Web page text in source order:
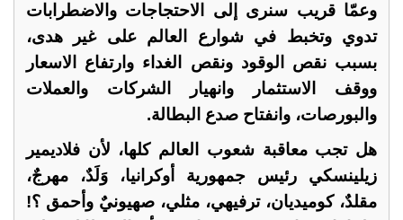
وعمّا قريب سنرى إلى الاحتجاجات والاضطرابات
تدوي وتخبط في شوارع العالم على غير هدى،
بسبب نقص الوقود ونقص الغداء وارتفاع الاسعار
ووقف الاستثمار وانهيار الشركات والعملات
والبورصات، وانفتاح صدع البطالة.
هل تجب معاقبة شعوب العالم كلها، لأن فلاديمير
زيلينسكي رئيس جمهورية أوكرانيا، وَلَدٌ، مهرجٌ،
مقلدٌ، كوميديان، ترفيهي، مثلي، صهيونيٌ وأحمق ؟!